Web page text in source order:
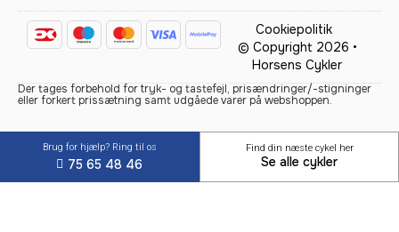
Cookiepolitik
© Copyright 2026 •
Horsens Cykler
Der tages forbehold for tryk- og tastefejl, prisændringer/-stigninger
eller forkert prissætning samt udgåede varer på webshoppen.
Brug for hjælp? Ring til os
75 65 48 46
Find din næste cykel her
Se alle cykler